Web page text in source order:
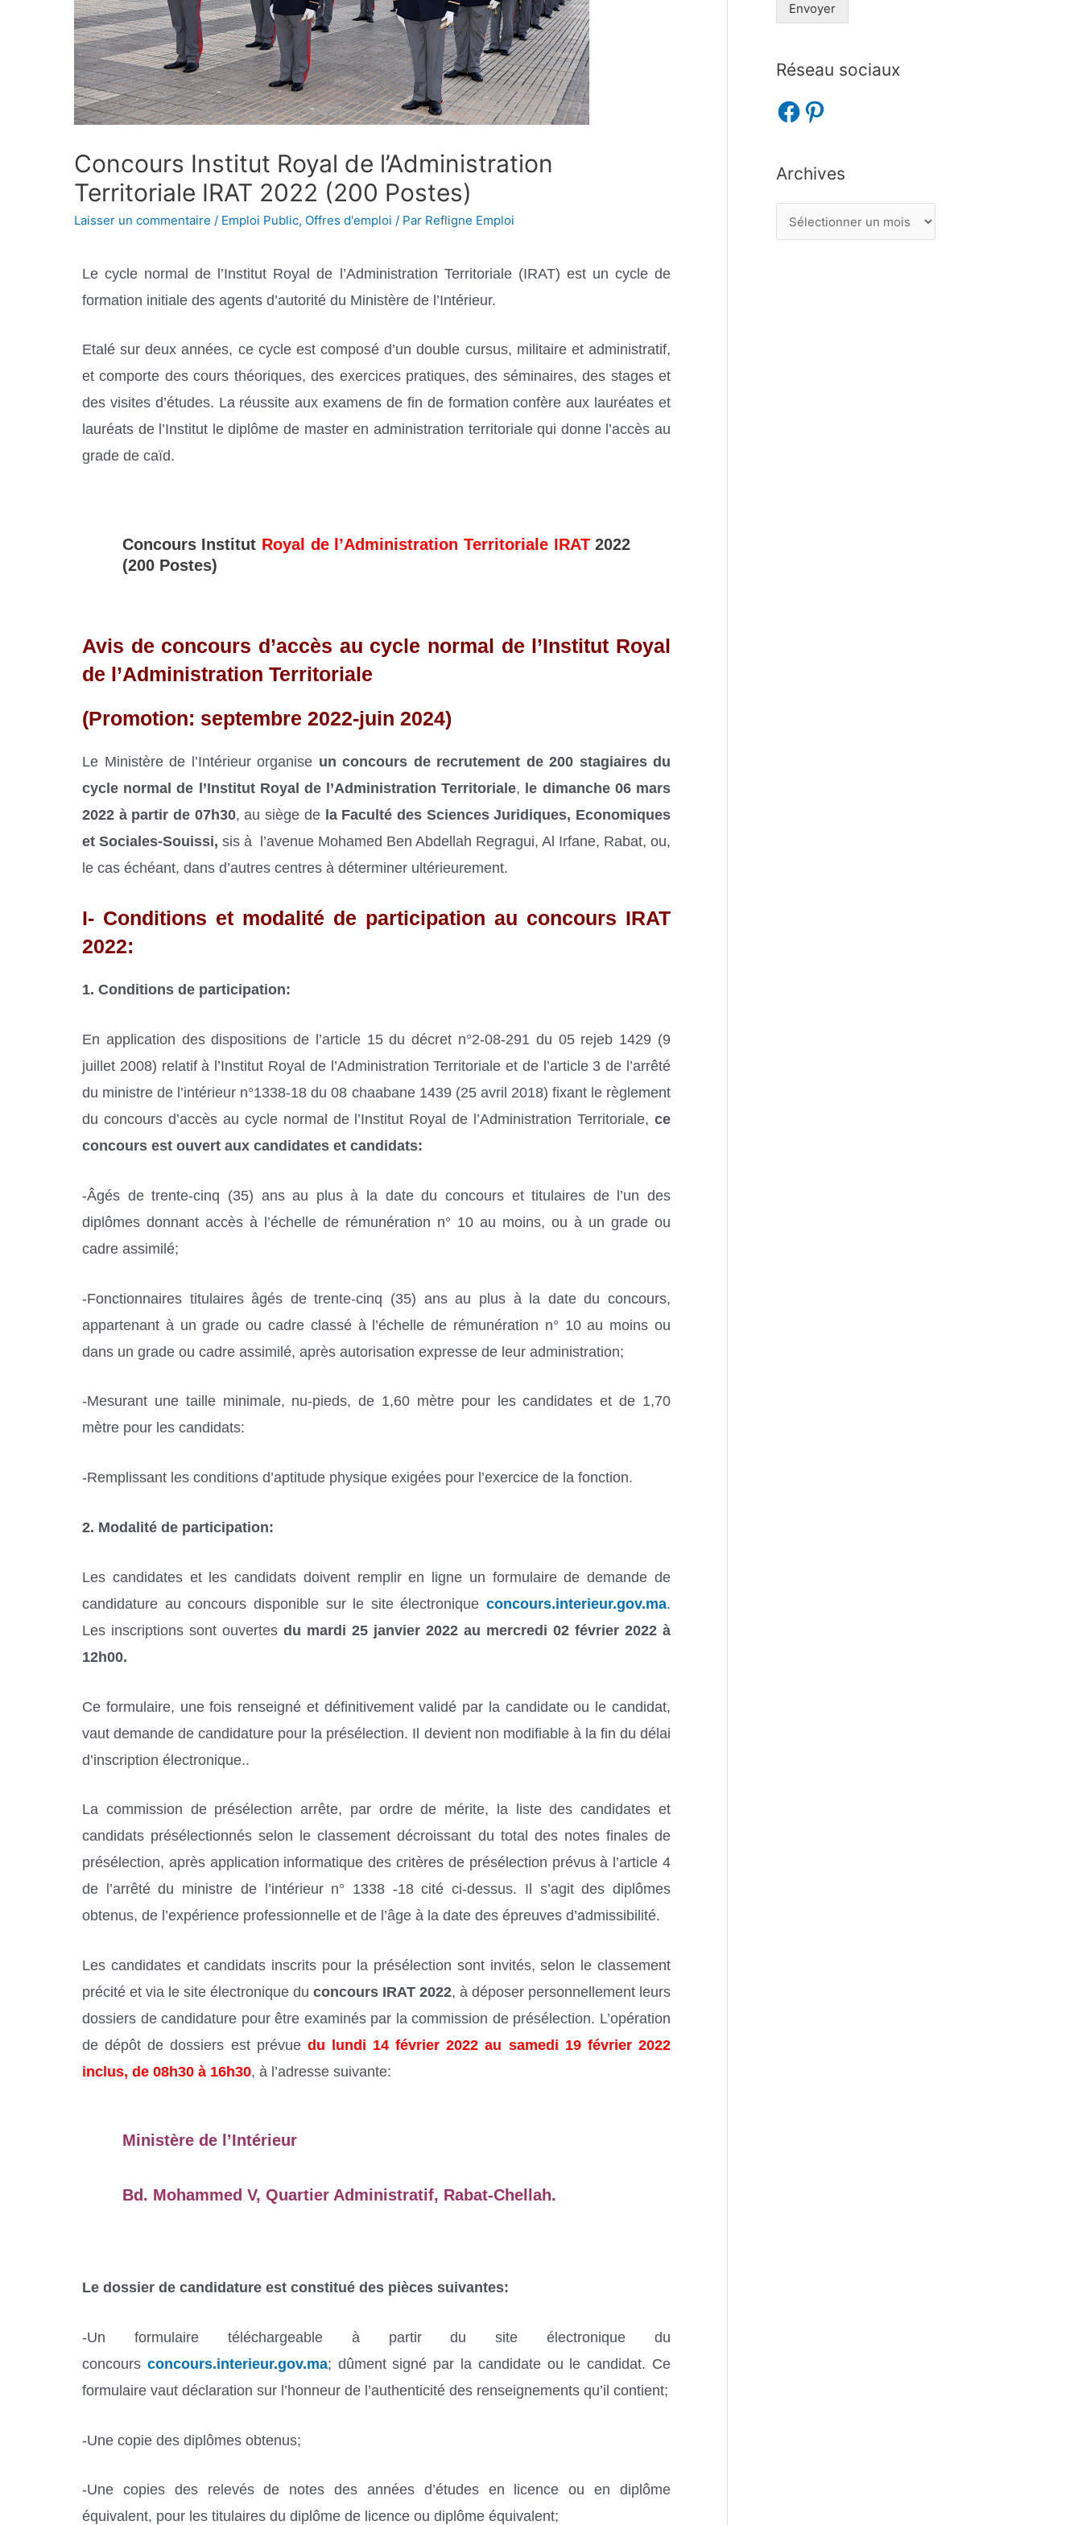
Concours Institut Royal de l’Administration
Territoriale IRAT 2022 (200 Postes)
Laisser un commentaire / Emploi Public, Offres d'emploi / Par Refligne Emploi
Le cycle normal de l’Institut Royal de l’Administration Territoriale (IRAT) est un cycle de
formation initiale des agents d’autorité du Ministère de l’Intérieur.
Etalé sur deux années, ce cycle est composé d’un double cursus, militaire et administratif,
et comporte des cours théoriques, des exercices pratiques, des séminaires, des stages et
des visites d’études. La réussite aux examens de fin de formation confère aux lauréates et
lauréats de l’Institut le diplôme de master en administration territoriale qui donne l’accès au
grade de caïd.
Concours Institut Royal de l’Administration Territoriale IRAT2022
(200 Postes)
Avis de concours d’accès au cycle normal de l’Institut Royal
de l’Administration Territoriale
(Promotion: septembre 2022-juin 2024)
Le Ministère de l’Intérieur organise un concours de recrutement de 200 stagiaires du
cycle normal de l’Institut Royal de l’Administration Territoriale, le dimanche 06 mars
2022 à partir de 07h30, au siège dela Faculté des Sciences Juridiques, Economiques
et Sociales-Souissi, sis à l’avenue Mohamed Ben Abdellah Regragui, Al Irfane, Rabat, ou,
le cas échéant, dans d’autres centres à déterminer ultérieurement.
I- Conditions et modalité de participation au concours IRAT
2022:
1. Conditions de participation:
En application des dispositions de l’article 15 du décret n°2-08-291 du 05 rejeb 1429 (9
juillet 2008) relatif à l’Institut Royal de l’Administration Territoriale et de l’article 3 de l’arrêté
du ministre de l’intérieur n°1338-18 du 08 chaabane 1439 (25 avril 2018) fixant le règlement
du concours d’accès au cycle normal de l’Institut Royal de l’Administration Territoriale, ce
concours est ouvert aux candidates et candidats:
-Âgés de trente-cinq (35) ans au plus à la date du concours et titulaires de l’un des
diplômes donnant accès à l’échelle de rémunération n° 10 au moins, ou à un grade ou
cadre assimilé;
-Fonctionnaires titulaires âgés de trente-cinq (35) ans au plus à la date du concours,
appartenant à un grade ou cadre classé à l’échelle de rémunération n° 10 au moins ou
dans un grade ou cadre assimilé, après autorisation expresse de leur administration;
-Mesurant une taille minimale, nu-pieds, de 1,60 mètre pour les candidates et de 1,70
mètre pour les candidats:
-Remplissant les conditions d’aptitude physique exigées pour l’exercice de la fonction.
2. Modalité de participation:
Les candidates et les candidats doivent remplir en ligne un formulaire de demande de
candidature au concours disponible sur le site électronique concours.interieur.gov.ma.
Les inscriptions sont ouvertes du mardi 25 janvier 2022 au mercredi 02 février 2022 à
12h00.
Ce formulaire, une fois renseigné et définitivement validé par la candidate ou le candidat,
vaut demande de candidature pour la présélection. Il devient non modifiable à la fin du délai
d’inscription électronique..
La commission de présélection arrête, par ordre de mérite, la liste des candidates et
candidats présélectionnés selon le classement décroissant du total des notes finales de
présélection, après application informatique des critères de présélection prévus à l’article 4
de l’arrêté du ministre de l’intérieur n° 1338 -18 cité ci-dessus. Il s’agit des diplômes
obtenus, de l’expérience professionnelle et de l’âge à la date des épreuves d’admissibilité.
Les candidates et candidats inscrits pour la présélection sont invités, selon le classement
précité et via le site électronique du concours IRAT 2022, à déposer personnellement leurs
dossiers de candidature pour être examinés par la commission de présélection. L’opération
de dépôt de dossiers est prévue du lundi 14 février 2022 au samedi 19 février 2022
inclus, de 08h30 à 16h30, à l’adresse suivante:
Ministère de l’Intérieur
Bd. Mohammed V, Quartier Administratif, Rabat-Chellah.
Le dossier de candidature est constitué des pièces suivantes:
-Un formulaire téléchargeable à partir du site électronique du
concours concours.interieur.gov.ma; dûment signé par la candidate ou le candidat. Ce
formulaire vaut déclaration sur l’honneur de l’authenticité des renseignements qu’il contient;
-Une copie des diplômes obtenus;
-Une copies des relevés de notes des années d’études en licence ou en diplôme
équivalent, pour les titulaires du diplôme de licence ou diplôme équivalent;
Envoyer
Réseau sociaux
Archives